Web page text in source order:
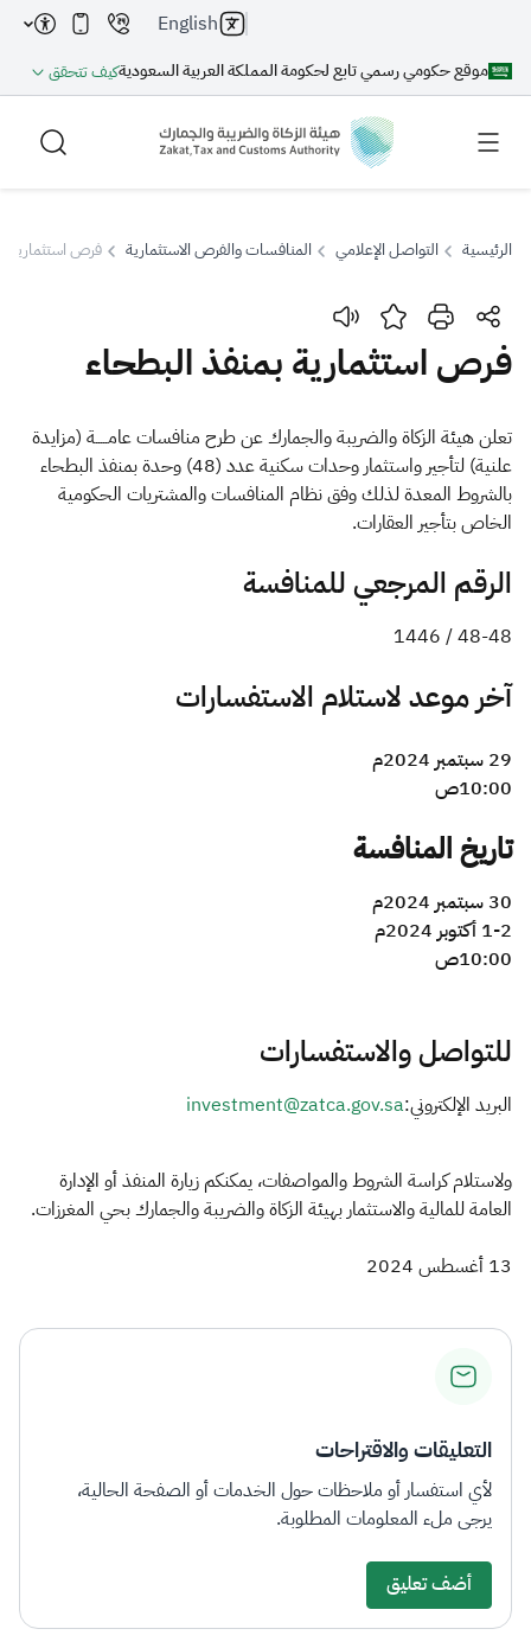
موقع حكومي رسمي تابع لحكومة المملكة العربية السعوديةكيف تتحقق
English
بحث
اقتراحات
الزكاة الجمارك
الإقرار الضريبي
التصرفات العقارية
الرئيسية التواصل الإعلامي المنافسات والفرص الاستثمارية فرص استثمارية
فرص استثمارية بمنفذ البطحاء
​​تعلن هيئة الزكاة والضريبة والجمارك عن طرح منافسات عامـــــة (مزايدة
علنية) لتأجير واستثمار وحدات سكنية عدد (48) وحدة بمنفذ البطحاء
بالشروط المعدة لذلك وفق نظام المنافسات والمشتريات الحكومية
الخاص بتأجير العقارات.​​
الرقم المرجعي للمنافسة
48-48 / 1446
آخر موعد لاستلام الاستفسارات
29 سبتمبر 2024م
10:00ص ​
تاريخ المنافسة
30 سبتمبر 2024م
1-2 أكتوبر 2024م
10:00ص
للتواصل والاستفسارات
البريد الإلكتروني:investment@zatca.gov.sa
ولاستلام كراسة الشروط والمواصفات، يمكنكم زيارة المنفذ أو الإدارة
العامة للمالية والاستثمار بهيئة الزكاة والضريبة والجمارك بحي المغرزات.​​
13 أغسطس 2024
التعليقات والاقتراحات
لأي استفسار أو ملاحظات حول الخدمات أو الصفحة الحالية،
يرجى ملء المعلومات المطلوبة.
أضف تعليق